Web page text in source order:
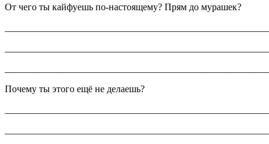
От чего ты кайфуешь по-настоящему? Прям до мурашек?
Почему ты этого ещё не делаешь?